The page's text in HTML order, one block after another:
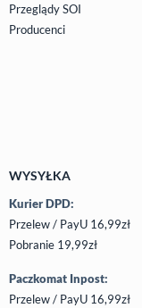
Przeglądy SOI
Producenci
WYSYŁKA
Kurier DPD:
Przelew / PayU 16,99zł
Pobranie 19,99zł
Paczkomat Inpost:
Przelew / PayU 16,99zł